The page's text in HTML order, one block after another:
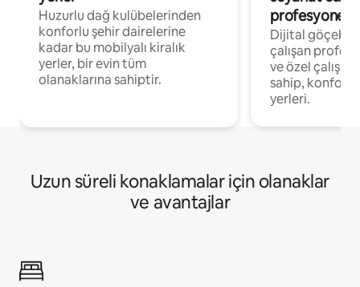
Huzurlu dağ kulübelerinden
konforlu şehir dairelerine
kadar bu mobilyalı kiralık
yerler, bir evin tüm
olanaklarına sahiptir.
Dijital
çalışan
ve özel
sahip,
yerleri.
Uzun süreli konaklamalar için olanaklar
ve avantajlar